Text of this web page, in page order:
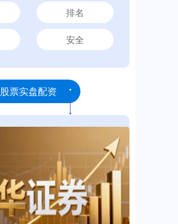
排名
安全
股票实盘配资